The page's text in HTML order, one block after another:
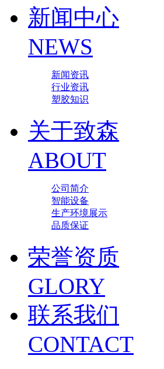
新闻中心
NEWS
新闻资讯
行业资讯
塑胶知识
关于致森
ABOUT
公司简介
智能设备
生产环境展示
品质保证
荣誉资质
GLORY
联系我们
CONTACT